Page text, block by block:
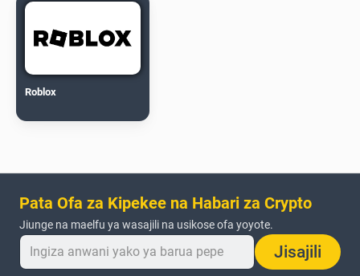
Roblox
Pata Ofa za Kipekee na Habari za Crypto
Jiunge na maelfu ya wasajili na usikose ofa yoyote.
Jisajili